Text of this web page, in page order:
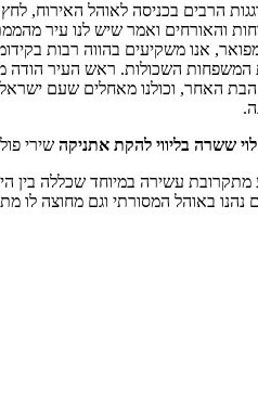
הרבים בכניסה לאוהל האירוח,
והאורחים ואמר שיש לנו עיר
אנו משקיעים בהווה רבות
המשפחות השכולות. ראש העיר הודה
האחר, וכולנו מאחלים שעם
ששרה בליווי להקת אתניקה שירי
עשירה במיוחד שכללה בין
באוהל המסורתי וגם מחוצה לו